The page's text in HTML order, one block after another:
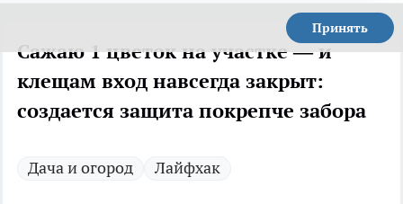
Принять
Сажаю 1 цветок на участке — и
клещам вход навсегда закрыт:
создается защита покрепче забора
Дача и огород Лайфхак